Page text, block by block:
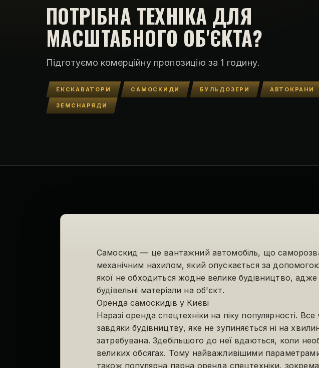
ПОТРІБНА ТЕХНІКА ДЛЯ
МАСШТАБНОГО ОБ'ЄКТА?
Підготуємо комерційну пропозицію за 1 годину.
ЕКСКАВАТОРИ САМОСКИДИ БУЛЬДОЗЕРИ АВТОКРАНИ
ЗЕМСНАРЯДИ
Самоскид — це вантажний автомобіль, що
механічним нахилом, який опускається за
якої не обходиться жодне велике будівництво,
будівельні матеріали на об'єкт.
Оренда самоскидів у Києві
Наразі оренда спецтехніки на піку популярності.
завдяки будівництву, яке не зупиняється ні на
затребувана. Здебільшого до неї вдаються, коли
великих обсягах. Тому найважливішими
також популярна парна оренда спецтехніки,